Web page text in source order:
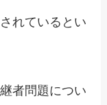
れているとい
者問題につい